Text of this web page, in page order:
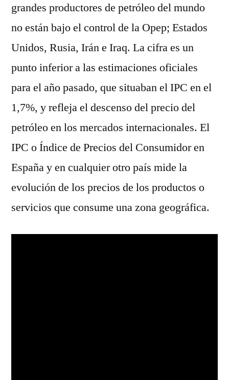
grandes productores de petróleo del mundo
no están bajo el control de la Opep; Estados
Unidos, Rusia, Irán e Iraq. La cifra es un
punto inferior a las estimaciones oficiales
para el año pasado, que situaban el IPC en el
1,7%, y refleja el descenso del precio del
petróleo en los mercados internacionales. El
IPC o Índice de Precios del Consumidor en
España y en cualquier otro país mide la
evolución de los precios de los productos o
servicios que consume una zona geográfica.